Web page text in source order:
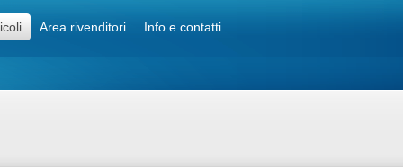
Area rivenditori Info e contatti